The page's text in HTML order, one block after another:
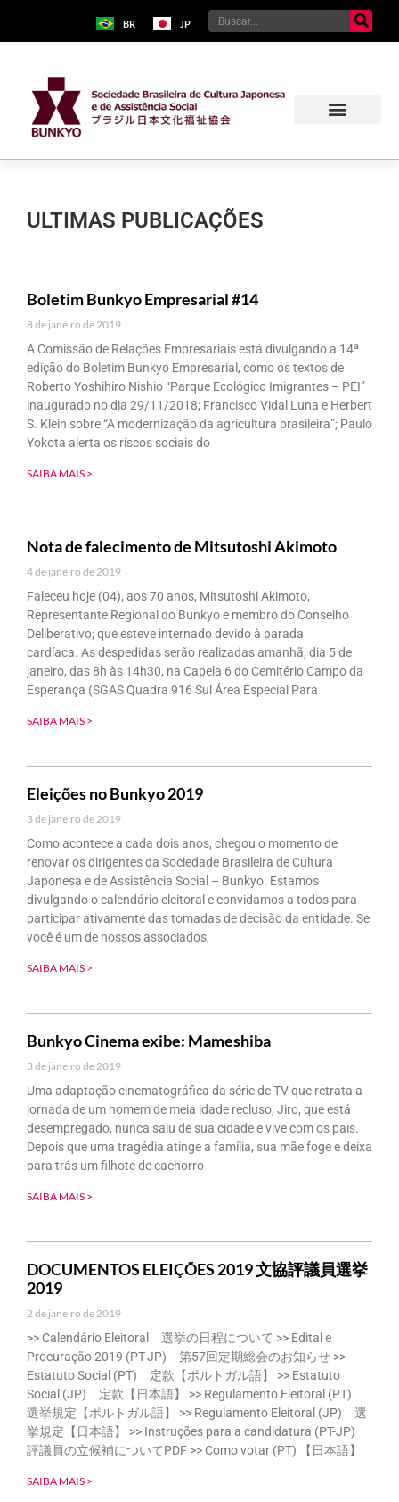
BR JP
ULTIMAS PUBLICAÇÕES
Boletim Bunkyo Empresarial #14
8 de janeiro de 2019
A Comissão de Relações Empresariais está divulgando a 14ª
edição do Boletim Bunkyo Empresarial, como os textos de
Roberto Yoshihiro Nishio “Parque Ecológico Imigrantes – PEI”
inaugurado no dia 29/11/2018; Francisco Vidal Luna e Herbert
S. Klein sobre “A modernização da agricultura brasileira”; Paulo
Yokota alerta os riscos sociais do
SAIBA MAIS >
Nota de falecimento de Mitsutoshi Akimoto
4 de janeiro de 2019
Faleceu hoje (04), aos 70 anos, Mitsutoshi Akimoto,
Representante Regional do Bunkyo e membro do Conselho
Deliberativo; que esteve internado devido à parada
cardíaca. As despedidas serão realizadas amanhã, dia 5 de
janeiro, das 8h às 14h30, na Capela 6 do Cemitério Campo da
Esperança (SGAS Quadra 916 Sul Área Especial Para
SAIBA MAIS >
Eleições no Bunkyo 2019
3 de janeiro de 2019
Como acontece a cada dois anos, chegou o momento de
renovar os dirigentes da Sociedade Brasileira de Cultura
Japonesa e de Assistência Social – Bunkyo. Estamos
divulgando o calendário eleitoral e convidamos a todos para
participar ativamente das tomadas de decisão da entidade. Se
você é um de nossos associados,
SAIBA MAIS >
Bunkyo Cinema exibe: Mameshiba
3 de janeiro de 2019
Uma adaptação cinematográfica da série de TV que retrata a
jornada de um homem de meia idade recluso, Jiro, que está
desempregado, nunca saiu de sua cidade e vive com os pais.
Depois que uma tragédia atinge a família, sua mãe foge e deixa
para trás um filhote de cachorro
SAIBA MAIS >
DOCUMENTOS ELEIÇÕES 2019 文協評議員選挙
2019
2 de janeiro de 2019
>> Calendário Eleitoral 選挙の日程について >> Edital e
Procuração 2019 (PT-JP) 第57回定期総会のお知らせ >>
Estatuto Social (PT) 定款【ポルトガル語】 >> Estatuto
Social (JP) 定款【日本語】 >> Regulamento Eleitoral (PT)
選挙規定【ポルトガル語】 >> Regulamento Eleitoral (JP) 選
挙規定【日本語】 >> Instruções para a candidatura (PT-JP)
評議員の立候補についてPDF >> Como votar (PT) 【日本語】
SAIBA MAIS >